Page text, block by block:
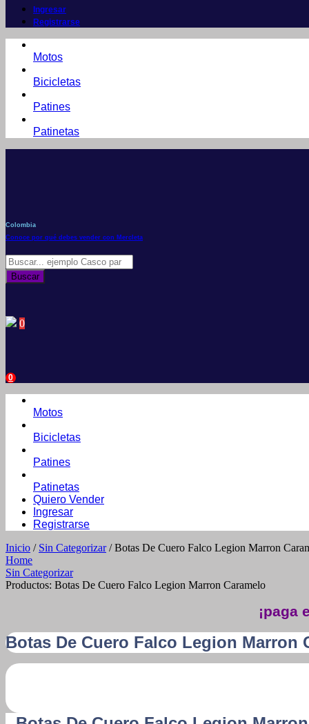
Ingresar
Registrarse
Motos
Bicicletas
Patines
Patinetas
Colombia
Conoce por qué debes vender con Mercleta
Búsqueda
de
productos
Buscar
0
0
Motos
Bicicletas
Patines
Patinetas
Quiero Vender
Ingresar
Registrarse
Inicio / Sin Categorizar/ Botas De Cuero Falco Legion Marron
Home
Sin Categorizar
Productos: Botas De Cuero Falco Legion Marron Caramelo
¡paga
Botas De Cuero Falco Legion Marron